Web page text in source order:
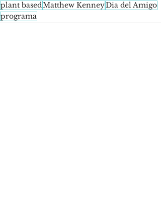
plant basedMatthew KenneyDia del Amigo
programa